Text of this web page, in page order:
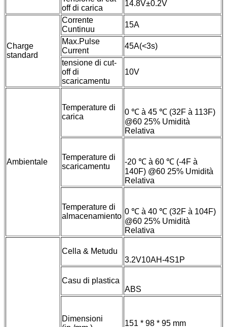
off di carica
14.8V±0.2V
Charge
standard
Corrente
Cuntinuu
15A
Max.Pulse
Current
45A(<3s)
tensione di cut-
off di
scaricamentu
10V
Ambientale
Temperature di
carica
0 ℃ à 45 ℃ (32F à 113F)
@60 25% Umidità
Relativa
Temperature di
scaricamentu
-20 ℃ à 60 ℃ (-4F à
140F) @60 25% Umidità
Relativa
Temperature di
almacenamiento
0 ℃ à 40 ℃ (32F à 104F)
@60 25% Umidità
Relativa
Cella & Metudu
3.2V10AH-4S1P
Casu di plastica
ABS
Dimensioni
151 * 98 * 95 mm